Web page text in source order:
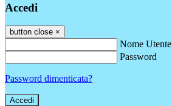
Accedi
button close ×
Nome Utente
Password
Password dimenticata?